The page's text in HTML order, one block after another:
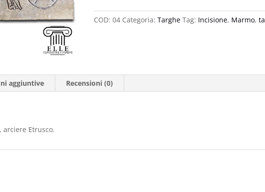
COD:04 Categoria:Targhe Tag: Incisione, Marmo,
aggiuntive Recensioni (0)
arciere Etrusco.